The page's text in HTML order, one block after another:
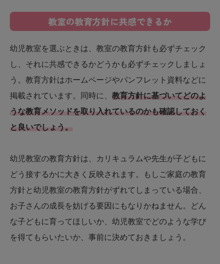
教室の教育方針に共感できるか
幼児教室を選ぶときは、教室の教育方針も必ずチェック
し、それに共感できるかどうかも必ずチェックしましょ
う。教育方針はホームページやパンフレット資料などに
掲載されています。同時に、 教育方針に基づいてどのよ
うな教育メソッドを取り入れているのかも確認しておく
と良いでしょう。
幼児教室の教育方針は、カリキュラムや先生が子どもに
どう接するかに大きく反映されます。もしご家庭の教育
方針と幼児教室の教育方針がずれてしまっている場合、
お子さんの成長を妨げる要因にもなりかねません。どん
な子どもに育ってほしいか、幼児教室でどのような学び
を得てもらいたいか、事前に決めておきましょう。